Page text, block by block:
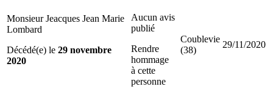
Monsieur Jeacques Jean Marie
Lombard
Décédé(e) le 29 novembre
2020
Aucun avis
publié
Rendre
hommage
à cette
personne
Coublevie
(38)
29/11/2020